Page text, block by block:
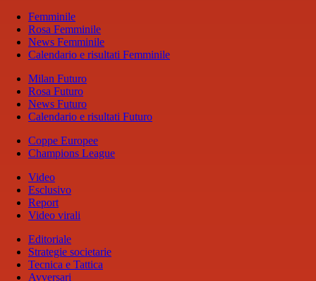
Femminile
Rosa Femminile
News Femminile
Calendario e risultati Femminile
Milan Futuro
Rosa Futuro
News Futuro
Calendario e risultati Futuro
Coppe Europee
Champions League
Video
Esclusivo
Report
Video virali
Editoriale
Strategie societarie
Tecnica e Tattica
Avversari